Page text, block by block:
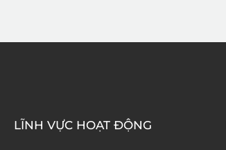
LĨNH VỰC HOẠT ĐỘNG